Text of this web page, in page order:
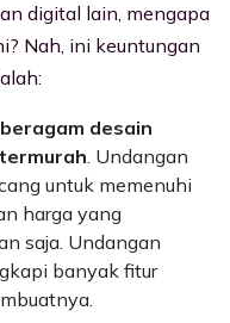
digital lain, mengapa
Nah, ini keuntungan
desain
. Undangan
untuk memenuhi
harga yang
saja. Undangan
banyak fitur